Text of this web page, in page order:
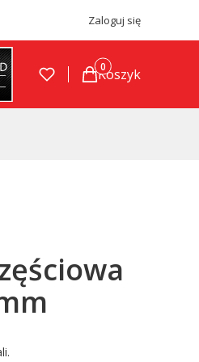
Zaloguj się
Produkty w
Koszyk